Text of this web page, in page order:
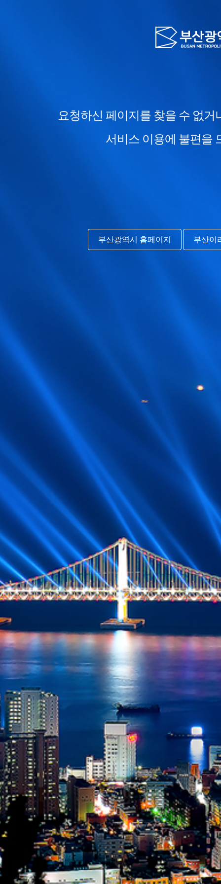
요청하신 페이지를 찾을 수 없
서비스 이용에 불편을
부산광역시 홈페이지 부산이